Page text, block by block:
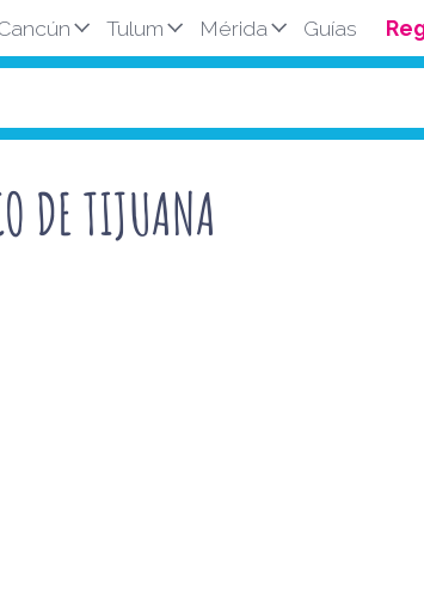
Tulum Mérida Guías
DE TIJUANA